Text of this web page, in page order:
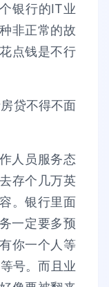
银行的IT业
非正常的故
点钱是不行
人员服务态
存个几万英
。银行里面
一定要多预
你一个人等
号。而且业